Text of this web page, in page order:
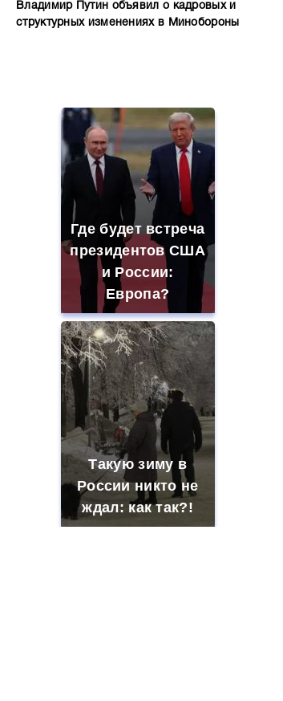
Владимир Путин объявил о кадровых и
структурных изменениях в Минобороны
Где будет встреча
президентов США
и России:
Европа?
Такую зиму в
России никто не
ждал: как так?!